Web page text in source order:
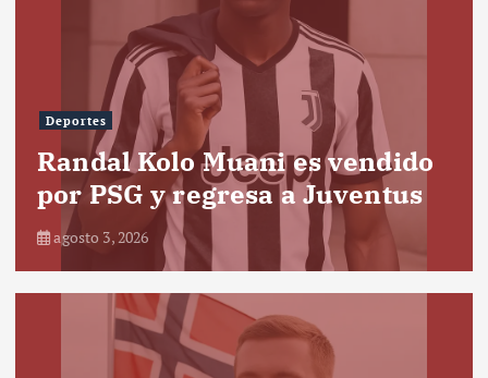
Deportes
Randal Kolo Muani es vendido
por PSG y regresa a Juventus
agosto 3, 2026